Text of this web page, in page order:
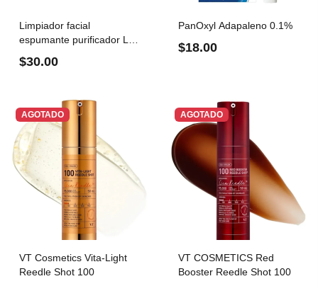
Limpiador facial
espumante purificador La
$30.00
PanOxyl Adapaleno 0.1%
$18.00
AGOTADO
VT Cosmetics Vita-Light
Reedle Shot 100
AGOTADO
VT COSMETICS Red
Booster Reedle Shot 100